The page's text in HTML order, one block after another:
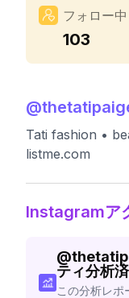
フォロー中
103
@
Tati fashion •
listme.com
Instagramア
@
ティ分析
この分析レポ